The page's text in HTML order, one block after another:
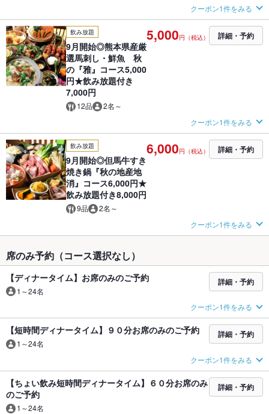
クーポン1件をみる
飲み放題
9月開始◎熊本県産厳
選馬刺し・鮮魚 秋
の『雅』コース5,000
円★飲み放題付き
7,000円
12品 2名～
5,000円（税込） 詳細・予約
クーポン1件をみる
飲み放題
9月開始◎但馬牛すき
焼き鍋『秋の地産地
消』コース6,000円★
飲み放題付き8,000円
9品 2名～
6,000円（税込） 詳細・予約
クーポン1件をみる
席のみ予約（コース選択なし）
【ディナータイム】お席のみのご予約
1～24名
詳細・予約
クーポン1件をみる
【短時間ディナータイム】９０分お席のみのご予約
1～24名
詳細・予約
クーポン1件をみる
【ちょい飲み短時間ディナータイム】６０分お席のみ
のご予約
1～24名
詳細・予約